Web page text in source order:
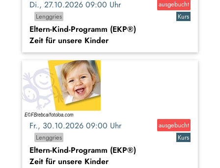
Di., 27.10.2026 09:00 Uhr
ausgebucht
Lenggries
Kurs
Eltern-Kind-Programm (EKP®)
Zeit für unsere Kinder
Fr., 30.10.2026 09:00 Uhr
ausgebucht
Lenggries
Kurs
Eltern-Kind-Programm (EKP®)
Zeit für unsere Kinder